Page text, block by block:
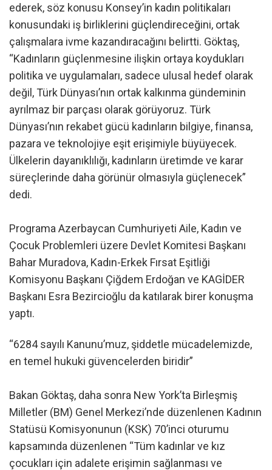
ederek, söz konusu Konsey’in kadın politikaları
konusundaki iş birliklerini güçlendireceğini, ortak
çalışmalara ivme kazandıracağını belirtti. Göktaş,
“Kadınların güçlenmesine ilişkin ortaya koydukları
politika ve uygulamaları, sadece ulusal hedef olarak
değil, Türk Dünyası’nın ortak kalkınma gündeminin
ayrılmaz bir parçası olarak görüyoruz. Türk
Dünyası’nın rekabet gücü kadınların bilgiye, finansa,
pazara ve teknolojiye eşit erişimiyle büyüyecek.
Ülkelerin dayanıklılığı, kadınların üretimde ve karar
süreçlerinde daha görünür olmasıyla güçlenecek”
dedi.
Programa Azerbaycan Cumhuriyeti Aile, Kadın ve
Çocuk Problemleri üzere Devlet Komitesi Başkanı
Bahar Muradova, Kadın-Erkek Fırsat Eşitliği
Komisyonu Başkanı Çiğdem Erdoğan ve KAGİDER
Başkanı Esra Bezircioğlu da katılarak birer konuşma
yaptı.
“6284 sayılı Kanunu’muz, şiddetle mücadelemizde,
en temel hukuki güvencelerden biridir”
Bakan Göktaş, daha sonra New York’ta Birleşmiş
Milletler (BM) Genel Merkezi’nde düzenlenen Kadının
Statüsü Komisyonunun (KSK) 70’inci oturumu
kapsamında düzenlenen “Tüm kadınlar ve kız
çocukları için adalete erişimin sağlanması ve